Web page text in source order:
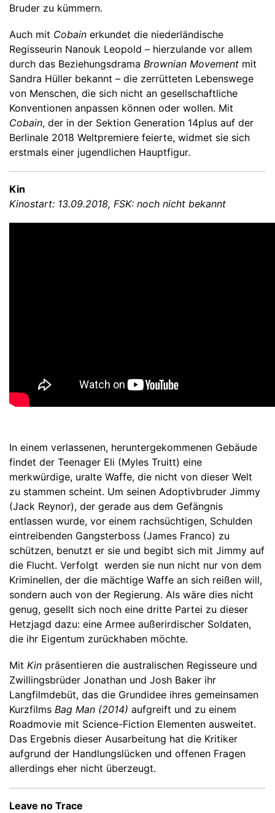
Bruder zu kümmern.
Auch mit Cobain erkundet die niederländische
Regisseurin Nanouk Leopold – hierzulande vor allem
durch das Beziehungsdrama Brownian Movement mit
Sandra Hüller bekannt – die zerrütteten Lebenswege
von Menschen, die sich nicht an gesellschaftliche
Konventionen anpassen können oder wollen. Mit
Cobain, der in der Sektion Generation 14plus auf der
Berlinale 2018 Weltpremiere feierte, widmet sie sich
erstmals einer jugendlichen Hauptfigur.
Kin
Kinostart: 13.09.2018, FSK: noch nicht bekannt
In einem verlassenen, heruntergekommenen Gebäude
findet der Teenager Eli (Myles Truitt) eine
merkwürdige, uralte Waffe, die nicht von dieser Welt
zu stammen scheint. Um seinen Adoptivbruder Jimmy
(Jack Reynor), der gerade aus dem Gefängnis
entlassen wurde, vor einem rachsüchtigen, Schulden
eintreibenden Gangsterboss (James Franco) zu
schützen, benutzt er sie und begibt sich mit Jimmy auf
die Flucht. Verfolgt werden sie nun nicht nur von dem
Kriminellen, der die mächtige Waffe an sich reißen will,
sondern auch von der Regierung. Als wäre dies nicht
genug, gesellt sich noch eine dritte Partei zu dieser
Hetzjagd dazu: eine Armee außerirdischer Soldaten,
die ihr Eigentum zurückhaben möchte.
Mit Kin präsentieren die australischen Regisseure und
Zwillingsbrüder Jonathan und Josh Baker ihr
Langfilmdebüt, das die Grundidee ihres gemeinsamen
Kurzfilms Bag Man (2014) aufgreift und zu einem
Roadmovie mit Science-Fiction Elementen ausweitet.
Das Ergebnis dieser Ausarbeitung hat die Kritiker
aufgrund der Handlungslücken und offenen Fragen
allerdings eher nicht überzeugt.
Leave no Trace